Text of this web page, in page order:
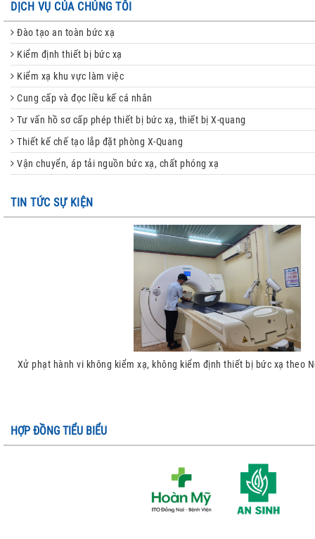
DỊCH VỤ CỦA CHÚNG TÔI
Đào tạo an toàn bức xạ
Kiểm định thiết bị bức xạ
Kiểm xạ khu vực làm việc
Cung cấp và đọc liều kế cá nhân
Tư vấn hồ sơ cấp phép thiết bị bức xạ, thiết bị X-quang
Thiết kế chế tạo lắp đặt phòng X-Quang
Vận chuyển, áp tải nguồn bức xạ, chất phóng xạ
TIN TỨC SỰ KIỆN
Xử phạt hành vi không kiểm xạ, không kiểm định thiết bị bức xạ theo
HỢP ĐỒNG TIỂU BIỂU